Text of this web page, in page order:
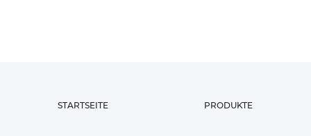
STARTSEITE PRODUKTE